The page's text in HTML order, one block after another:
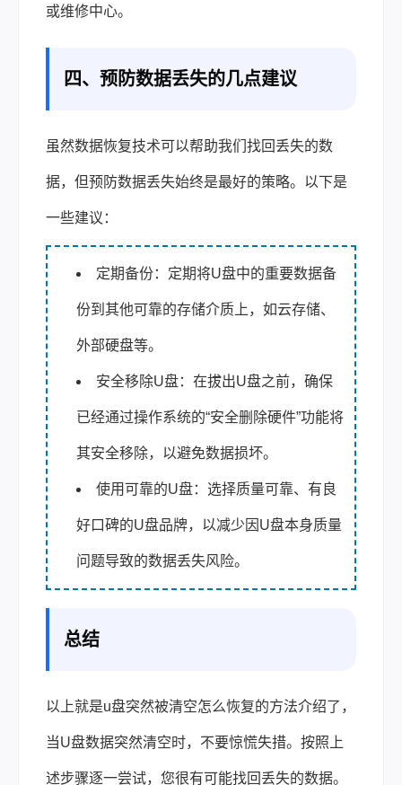
或维修中心。
四、预防数据丢失的几点建议
虽然数据恢复技术可以帮助我们找回丢失的数
据，但预防数据丢失始终是最好的策略。以下是
一些建议：
定期备份：定期将U盘中的重要数据备
份到其他可靠的存储介质上，如云存储、
外部硬盘等。
安全移除U盘：在拔出U盘之前，确保
已经通过操作系统的“安全删除硬件”功能将
其安全移除，以避免数据损坏。
使用可靠的U盘：选择质量可靠、有良
好口碑的U盘品牌，以减少因U盘本身质量
问题导致的数据丢失风险。
总结
以上就是u盘突然被清空怎么恢复的方法介绍了，
当U盘数据突然清空时，不要惊慌失措。按照上
述步骤逐一尝试，您很有可能找回丢失的数据。